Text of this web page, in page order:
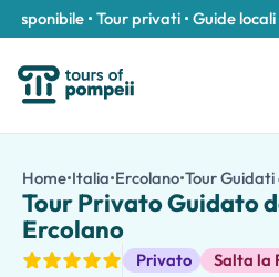
• Tour privati • Guide locali
/it/tour/tour-privato-guidato-dell-
Esplora Ercolano in un tour
Scopri uno dei siti archeologici
Accompagnato da una guida
Mentre cammini attraverso l'antica
Home•Italia•Ercolano•Tour Guidati
Tour Privato Guidato
Ercolano
Privato Salta la
Tour Guidati